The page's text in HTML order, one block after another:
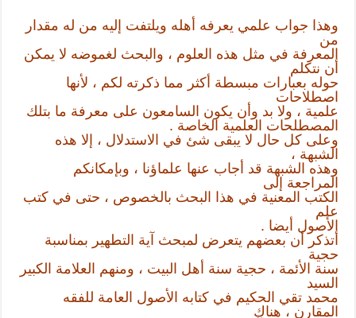
وهذا جواب علمي يعرفه أهله ويلتفت إليه من له مقدار
من
المعرفة في مثل هذه العلوم ، والبحث لغموضه لا يمكن
أن نتكلم
حوله بعبارات مبسطة أكثر مما ذكرته لكم ، لأنها
اصطلاحات
علمية ، ولا بد وأن يكون السامعون على معرفة ما بتلك
المصطلحات العلمية الخاصة .
وعلى كل حال لا يبقى شئ في الاستدلال ، إلا هذه
الشبهة ،
وهذه الشبهة قد أجاب عنها علماؤنا ، وبإمكانكم
المراجعة إلى
الكتب المعنية في هذا البحث بالخصوص ، حتى في كتب
علم
الأصول أيضا .
أتذكر أن بعضهم يتعرض لمبحث آية التطهير بمناسبة
حجية
سنة الأئمة ، حجية سنة أهل البيت ، ومنهم العلامة الكبير
السيد
محمد تقي الحكيم في كتابه الأصول العامة للفقه
المقارن ، هناك